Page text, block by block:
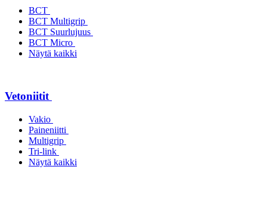
BCT
BCT Multigrip
BCT Suurlujuus
BCT Micro
Näytä kaikki
Vetoniitit
Vakio
Paineniitti
Multigrip
Tri-link
Näytä kaikki